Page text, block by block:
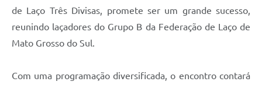
de Laço Três Divisas, promete ser um grande sucesso,
reunindo laçadores do Grupo B da Federação de Laço de
Mato Grosso do Sul.
Com uma programação diversificada, o encontro contará